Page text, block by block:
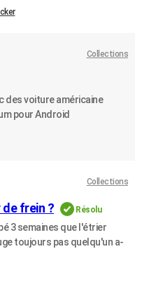
Collections
des voiture américaine
pour Android
Collections
frein ? Résolu
3 semaines que l'étrier
toujours pas quelqu'un a-